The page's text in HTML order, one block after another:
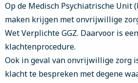
Op de Medisch Psychiatrische Unit
maken krijgen met onvrijwillige
Wet Verplichte GGZ. Daarvoor is
klachtenprocedure.
Ook in geval van onvrijwillige zorg
klacht te bespreken met degene